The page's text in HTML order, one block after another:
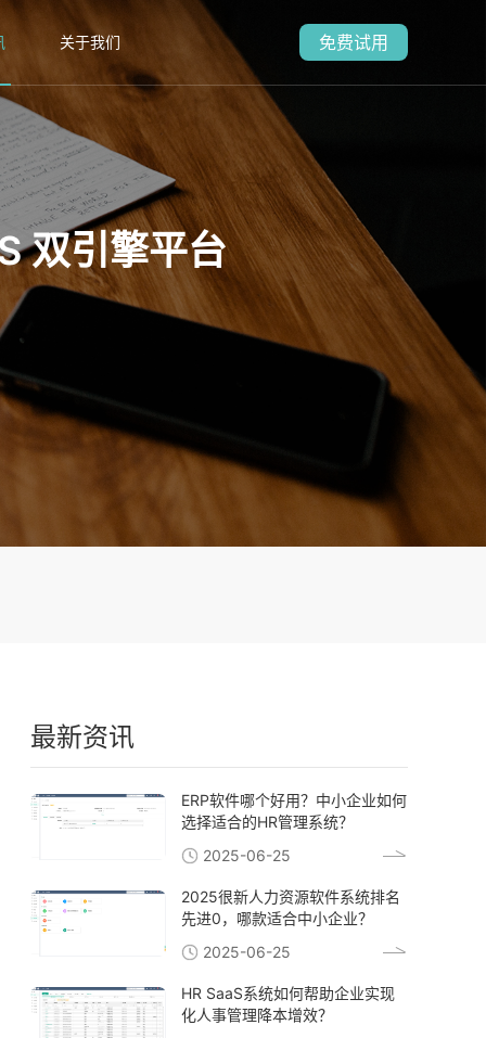
关于我们 免费试用
双引擎平台
最新资讯
ERP软件哪个好用？中小企业如何
选择适合的HR管理系统？
2025-06-25
2025很新人力资源软件系统排名
先进0，哪款适合中小企业？
2025-06-25
HR SaaS系统如何帮助企业实现
化人事管理降本增效？